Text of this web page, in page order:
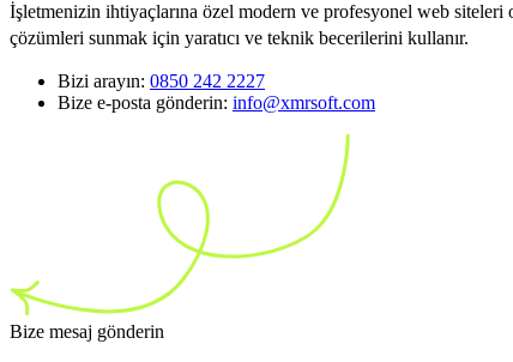
İşletmenizin ihtiyaçlarına özel modern ve profesyonel web siteleri
çözümleri sunmak için yaratıcı ve teknik becerilerini kullanır.
Bizi arayın: 0850 242 2227
Bize e-posta gönderin: info@xmrsoft.com
Bize mesaj gönderin